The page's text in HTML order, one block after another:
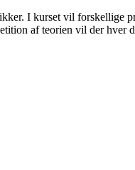
I kurset vil forskellige
af teorien vil der hver